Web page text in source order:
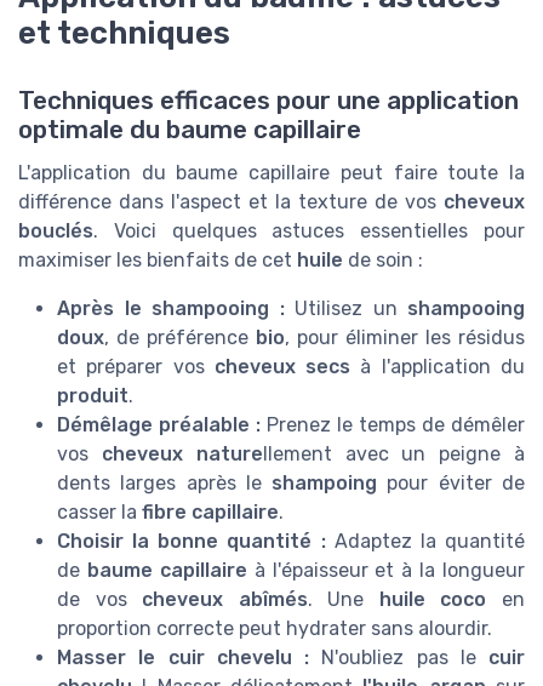
et techniques
Techniques efficaces pour une application
optimale du baume capillaire
L'application du baume capillaire peut faire toute la
différence dans l'aspect et la texture de vos cheveux
bouclés. Voici quelques astuces essentielles pour
maximiser les bienfaits de cet huile de soin :
Après le shampooing : Utilisez un shampooing
doux, de préférence bio, pour éliminer les résidus
et préparer vos cheveux secs à l'application du
produit.
Démêlage préalable : Prenez le temps de démêler
vos cheveux naturellement avec un peigne à
dents larges après le shampoing pour éviter de
casser la fibre capillaire.
Choisir la bonne quantité : Adaptez la quantité
de baume capillaire à l'épaisseur et à la longueur
de vos cheveux abîmés. Une huile coco en
proportion correcte peut hydrater sans alourdir.
Masser le cuir chevelu : N'oubliez pas le cuir